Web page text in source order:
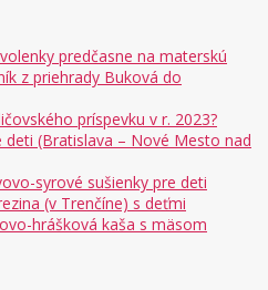
predčasne na materskú
z priehrady Buková do
príspevku v r. 2023?
(Bratislava – Nové Mesto nad
syrové sušienky pre deti
(v Trenčíne) s deťmi
hrášková kaša s mäsom